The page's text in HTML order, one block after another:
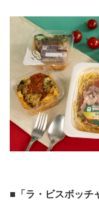
■「ラ・ビスボッチ